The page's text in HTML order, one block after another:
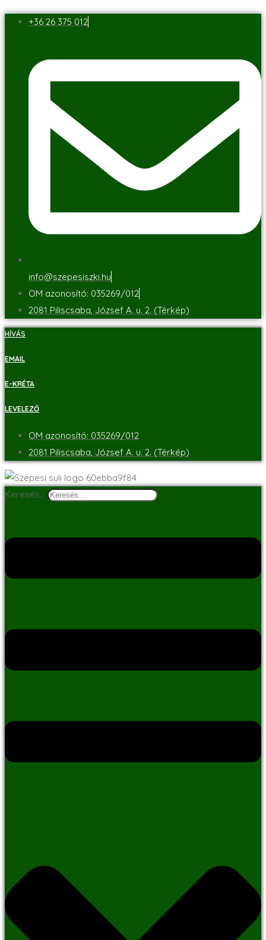
+36 26 375 012
info@szepesiszki.hu
OM azonosító: 035269/012
2081 Piliscsaba, József A. u. 2. (Térkép)
HÍVÁS
EMAIL
E-KRÉTA
LEVELEZŐ
OM azonosító: 035269/012
2081 Piliscsaba, József A. u. 2. (Térkép)
Keresés…